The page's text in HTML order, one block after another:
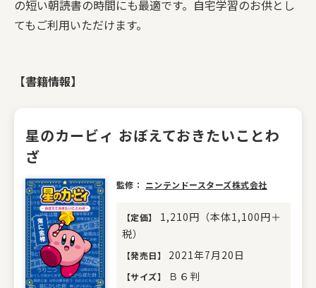
の短い朝読書の時間にも最適です。自宅学習のお供とし
てもご利用いただけます。
【書籍情報】
星のカービィ おぼえておきたいことわ
ざ
監修： ニンテンドースターズ株式会社
【定価】
1,210円（本体1,100円＋
税）
【発売日】 2021年7月20日
【サイズ】 Ｂ６判